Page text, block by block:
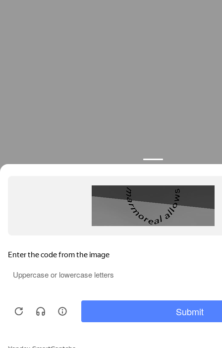
Продолжая пользоваться сайтом, вы соглашаетесь с